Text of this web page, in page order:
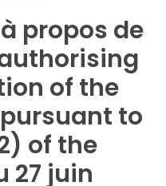
propos de
of the
to
of the
27 juin